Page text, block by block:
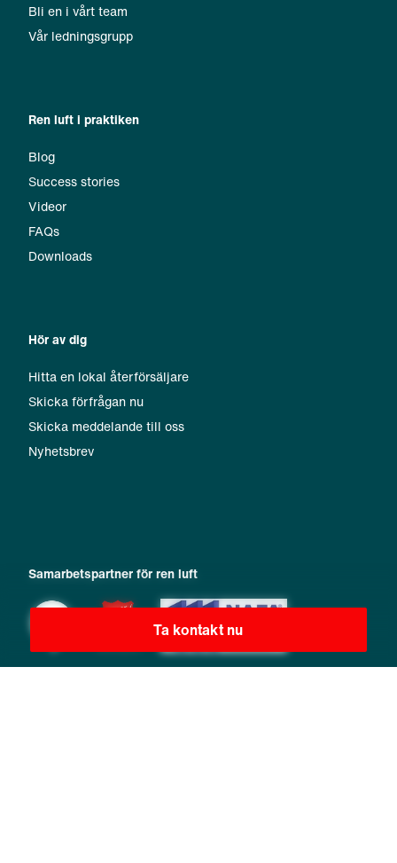
Ta kontakt nu
Bli en i vårt team
Vår ledningsgrupp
Ren luft i praktiken
Blog
Success stories
Videor
FAQs
Downloads
Hör av dig
Hitta en lokal återförsäljare
Skicka förfrågan nu
Skicka meddelande till oss
Nyhetsbrev
Samarbetspartner för ren luft